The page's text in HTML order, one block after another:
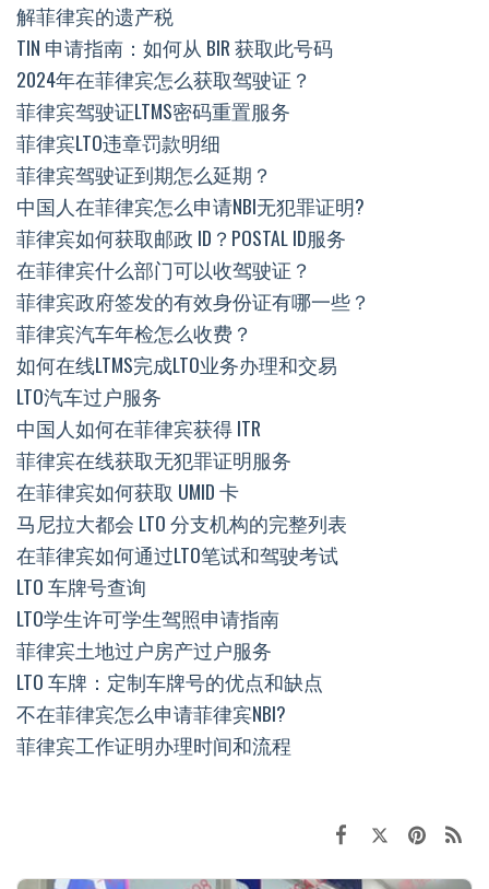
解菲律宾的遗产税
TIN 申请指南：如何从 BIR 获取此号码
2024年在菲律宾怎么获取驾驶证？
菲律宾驾驶证LTMS密码重置服务
菲律宾LTO违章罚款明细
菲律宾驾驶证到期怎么延期？
中国人在菲律宾怎么申请NBI无犯罪证明?
菲律宾如何获取邮政 ID？POSTAL ID服务
在菲律宾什么部门可以收驾驶证？
菲律宾政府签发的有效身份证有哪一些？
菲律宾汽车年检怎么收费？
如何在线LTMS完成LTO业务办理和交易
LTO汽车过户服务
中国人如何在菲律宾获得 ITR
菲律宾在线获取无犯罪证明服务
在菲律宾如何获取 UMID 卡
马尼拉大都会 LTO 分支机构的完整列表
在菲律宾如何通过LTO笔试和驾驶考试
LTO 车牌号查询
LTO学生许可学生驾照申请指南
菲律宾土地过户房产过户服务
LTO 车牌：定制车牌号的优点和缺点
不在菲律宾怎么申请菲律宾NBI?
菲律宾工作证明办理时间和流程